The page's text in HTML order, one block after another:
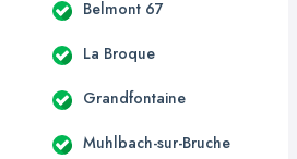
Belmont 67
La Broque
Grandfontaine
Muhlbach-sur-Bruche